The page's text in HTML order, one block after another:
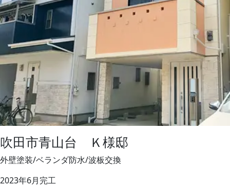
吹田市青山台 Ｋ様邸
外壁塗装/ベランダ防水/波板交換
2023年6月完工